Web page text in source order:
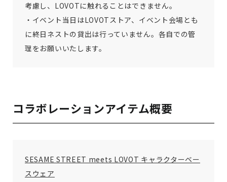
考慮し、LOVOTに触れることはできません。
・イベント当日はLOVOTストア、イベント会場とも
に終日ネストの貸出は行っていません。各自での管
理をお願いいたします。
コラボレーションアイテム概要
SESAME STREET meets LOVOT キャラクターベー
スウェア